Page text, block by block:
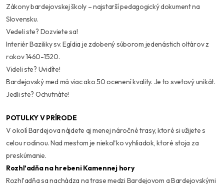
Zákony bardejovskej školy – najstarší pedagogický dokument na
Slovensku.
Vedeli ste? Dozviete sa!
Interiér Baziliky sv. Egídia je zdobený súborom jedenástich oltárov z
rokov 1460-1520.
Videli ste? Uvidíte!
Bardejovský med má viac ako 50 ocenení kvality. Je to svetový unikát.
Jedli ste? Ochutnáte!
POTULKY V PRÍRODE
V okolí Bardejova nájdete aj menej náročné trasy, ktoré si užijete s
celou rodinou. Nad mestom je niekoľko vyhliadok, ktoré stoja za
preskúmanie.
Rozhľadňa na hrebeni Kamennej hory
Rozhľadňa sa nachádza na trase medzi Bardejovom a Bardejovskými